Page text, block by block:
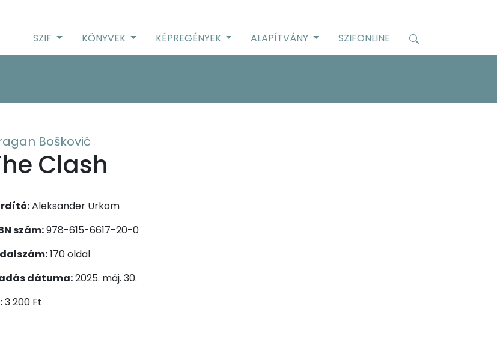
SZIF KÖNYVEK KÉPREGÉNYEK ALAPÍTVÁNY SZIFONLINE
Bošković
Clash
Aleksander Urkom
szám:978-615-6617-20-0
170 oldal
dátuma:2025. máj. 30.
3 200 Ft